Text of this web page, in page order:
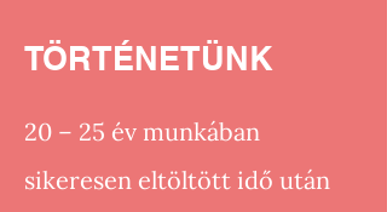
TÖRTÉNETÜNK
20 – 25 év munkában
sikeresen eltöltött idő után